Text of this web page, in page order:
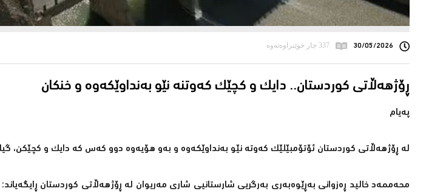
30/05/2026 337 جار خوێنراوەتەوە
ڕۆژهەڵاتی كوردستان.. دایك و كچێك كەوتنە نێو بەنداوێكەوە و خنکان
پەیام
لە ڕۆژهەڵاتی كوردستان ئۆتۆمبێلێك كەوتە نێو بەنداوێكەوە و بەو هۆیەوە دوو كەس كە دایك و كچێكن،
محەممەد خالید ڕەزوانی بەڕێوەبەری بەرگریی شارستانیی شاری مەریوان لە ڕۆژهەڵاتی كوردستان